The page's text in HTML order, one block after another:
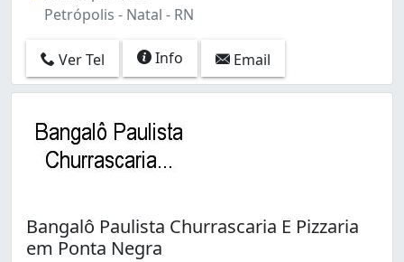
Petrópolis - Natal - RN
Ver Tel Info Email
Bangalô Paulista Churrascaria E Pizzaria
em Ponta Negra